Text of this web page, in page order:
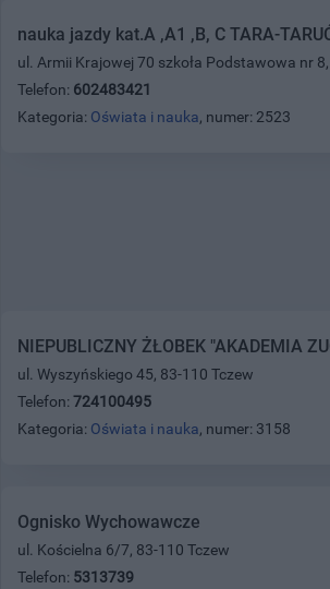
nauka jazdy kat.A ,A1 ,B, C TARA-
ul. Armii Krajowej 70 szkoła Podstawowa nr
Telefon: 602483421
Kategoria: Oświata i nauka, numer: 2523
NIEPUBLICZNY ŻŁOBEK "AKADEMIA
ul. Wyszyńskiego 45, 83-110 Tczew
Telefon: 724100495
Kategoria: Oświata i nauka, numer: 3158
Ognisko Wychowawcze
ul. Kościelna 6/7, 83-110 Tczew
Telefon: 5313739